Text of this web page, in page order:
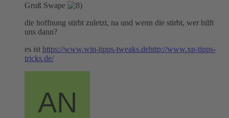
Gruß Swape
die hoffnung stirbt zuletzt, na und wenn die stirbt, wer hilft
uns dann?
es ist https://www.win-tipps-tweaks.dehttp://www.xp-tipps-
tricks.de/